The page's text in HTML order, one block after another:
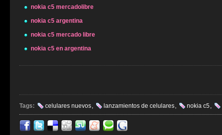
nokia c5 mercadolibre
nokia c5 argentina
nokia c5 mercado libre
nokia c5 en argentina
Tags: celulares nuevos, lanzamientos de celulares, nokia c5 ,